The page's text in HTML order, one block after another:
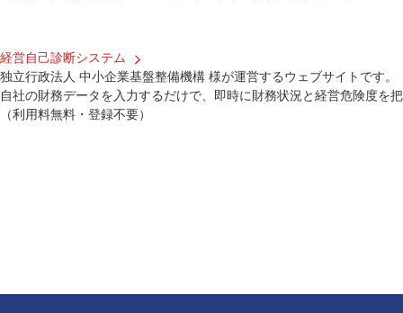
経営自己診断システム
独立行政法人 中小企業基盤整備機構 様が運営するウェブサイトです。
自社の財務データを入力するだけで、即時に財務状況と経営危険度を
（利用料無料・登録不要）